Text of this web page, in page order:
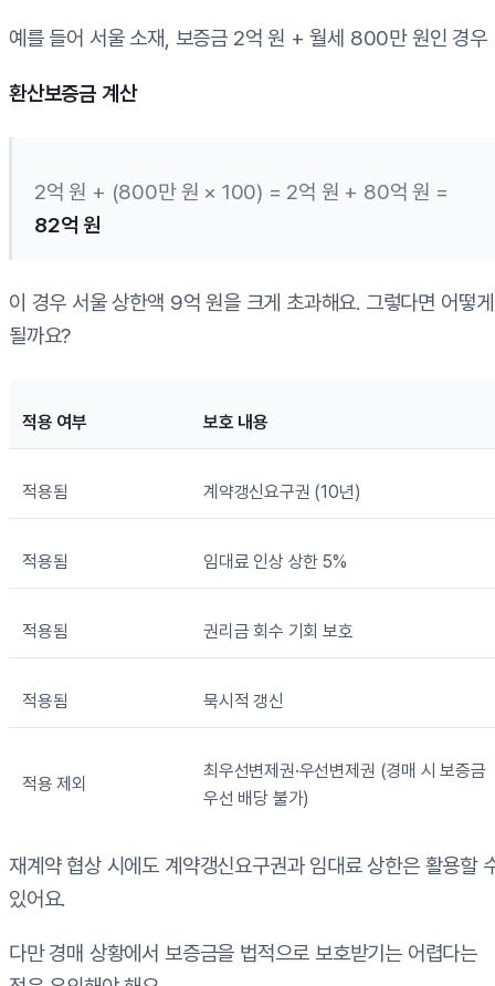
예를 들어 서울 소재, 보증금 2억 원 + 월세 800만 원인 경우
환산보증금 계산
2억 원 + (800만 원 × 100) = 2억 원 + 80억 원 =
82억 원
이 경우 서울 상한액 9억 원을 크게 초과해요. 그렇다면 어떻게
될까요?
적용 여부 보호 내용
적용됨 계약갱신요구권 (10년)
적용됨 임대료 인상 상한 5%
적용됨 권리금 회수 기회 보호
적용됨 묵시적 갱신
적용 제외
최우선변제권·우선변제권 (경매 시 보증금
우선 배당 불가)
재계약 협상 시에도 계약갱신요구권과 임대료 상한은 활용할
있어요.
다만 경매 상황에서 보증금을 법적으로 보호받기는 어렵다는